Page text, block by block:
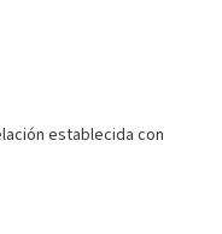
establecida con